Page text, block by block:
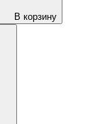
В корзину